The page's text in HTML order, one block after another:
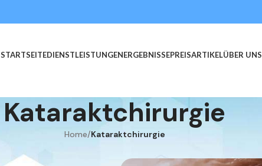
STARTSEITEDIENSTLEISTUNGENERGEBNISSEPREISARTIKELÜBER UNS
Kataraktchirurgie
Home/Kataraktchirurgie